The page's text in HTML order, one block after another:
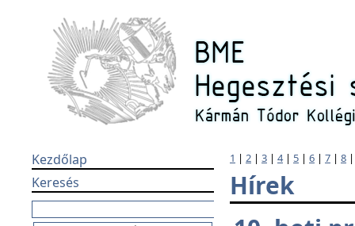
Kezdőlap
Keresés
1 | 2 | 3 | 4| 5 | 6 | 7 | 8
Hírek